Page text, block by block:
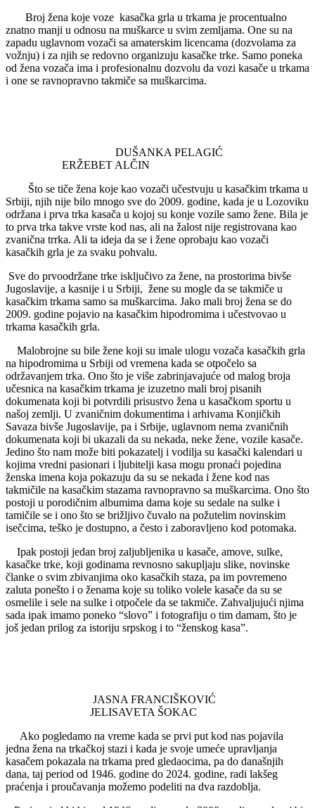
Broj žena koje voze kasačka grla u trkama je procentualno
znatno manji u odnosu na muškarce u svim zemljama. One su na
zapadu uglavnom vozači sa amaterskim licencama (dozvolama za
vožnju) i za njih se redovno organizuju kasačke trke. Samo poneka
od žena vozača ima i profesionalnu dozvolu da vozi kasače u trkama
i one se ravnopravno takmiče sa muškarcima.
DUŠANKA PELAGIĆ
ERŽEBET ALČIN
Što se tiče žena koje kao vozači učestvuju u kasačkim trkama u
Srbiji, njih nije bilo mnogo sve do 2009. godine, kada je u Lozoviku
održana i prva trka kasača u kojoj su konje vozile samo žene. Bila je
to prva trka takve vrste kod nas, ali na žalost nije registrovana kao
zvanična trrka. Ali ta ideja da se i žene oprobaju kao vozači
kasačkih grla je za svaku pohvalu.
Sve do prvoodržane trke isključivo za žene, na prostorima bivše
Jugoslavije, a kasnije i u Srbiji, žene su mogle da se takmiče u
kasačkim trkama samo sa muškarcima. Jako mali broj žena se do
2009. godine pojavio na kasačkim hipodromima i učestvovao u
trkama kasačkih grla.
Malobrojne su bile žene koji su imale ulogu vozača kasačkih grla
na hipodromima u Srbiji od vremena kada se otpočelo sa
održavanjem trka. Ono što je više zabrinjavajuće od malog broja
učesnica na kasačkim trkama je izuzetno mali broj pisanih
dokumenata koji bi potvrdili prisustvo žena u kasačkom sportu u
našoj zemlji. U zvaničnim dokumentima i arhivama Konjičkih
Savaza bivše Jugoslavije, pa i Srbije, uglavnom nema zvaničnih
dokumenata koji bi ukazali da su nekada, neke žene, vozile kasače.
Jedino što nam može biti pokazatelj i vodilja su kasački kalendari u
kojima vredni pasionari i ljubitelji kasa mogu pronaći pojedina
ženska imena koja pokazuju da su se nekada i žene kod nas
takmičile na kasačkim stazama ravnopravno sa muškarcima. Ono što
postoji u porodičnim albumima dama koje su sedale na sulke i
tamičile se i ono što se brižljivo čuvalo na požutelim novinskim
isečcima, teško je dostupno, a često i zaboravljeno kod potomaka.
Ipak postoji jedan broj zaljubljenika u kasače, amove, sulke,
kasačke trke, koji godinama revnosno sakupljaju slike, novinske
članke o svim zbivanjima oko kasačkih staza, pa im povremeno
zaluta ponešto i o ženama koje su toliko volele kasače da su se
osmelile i sele na sulke i otpočele da se takmiče. Zahvaljujući njima
sada ipak imamo poneko “slovo” i fotografiju o tim damam, što je
još jedan prilog za istoriju srpskog i to “ženskog kasa”.
JASNA FRANCIŠKOVIĆ
JELISAVETA ŠOKAC
Ako pogledamo na vreme kada se prvi put kod nas pojavila
jedna žena na trkačkoj stazi i kada je svoje umeće upravljanja
kasačem pokazala na trkama pred gledaocima, pa do današnjih
dana, taj period od 1946. godine do 2024. godine, radi lakšeg
praćenja i proučavanja možemo podeliti na dva razdoblja.